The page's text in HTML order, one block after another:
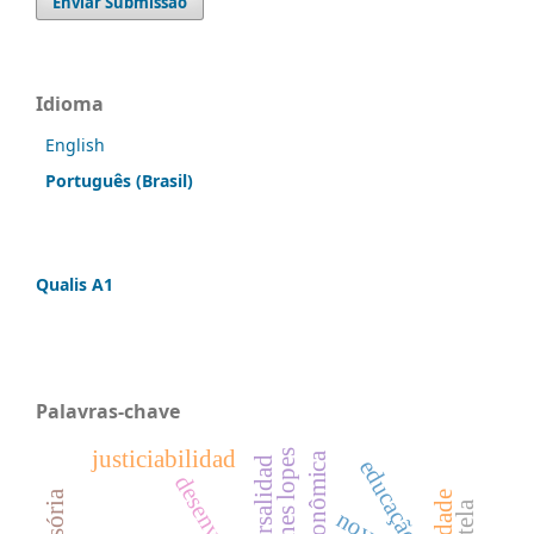
Idioma
English
Português (Brasil)
Qualis A1
Palavras-chave
justiciabilidad educação